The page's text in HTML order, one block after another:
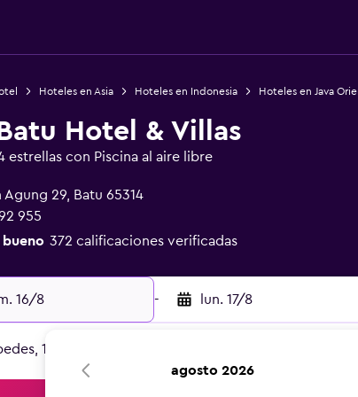
Hoteles en Asia Hoteles en Indonesia Hoteles en Java
Hotel & Villas
estrellas con Piscina al aire libre
Agung 29, Batu 65314
955
bueno 372 calificaciones verificadas
16/8 - lun. 17/8
1 habitación
agosto 2026